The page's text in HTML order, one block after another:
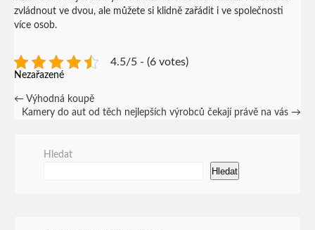
zvládnout ve dvou, ale můžete si klidně zařádit i ve společnosti
více osob.
4.5/5 - (6 votes)
Nezařazené
Post
navigation
← Výhodná koupě
Kamery do aut od těch nejlepších výrobců čekají právě na vás →
Hledat
Hledat